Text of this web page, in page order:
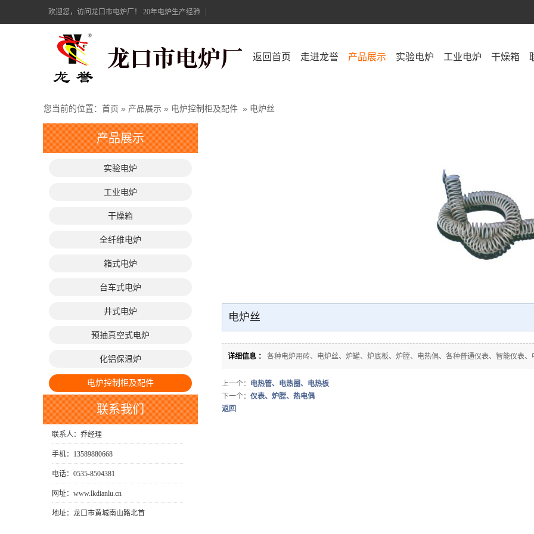
欢迎您，访问龙口市电炉厂！ 20年电炉生产经验
返回首页 走进龙誉 产品展示 实验电炉 工业电炉 干燥箱
您当前的位置： 首页 » 产品展示 » 电炉控制柜及配件 » 电炉丝
产品展示
实验电炉
工业电炉
干燥箱
全纤维电炉
箱式电炉
台车式电炉
井式电炉
预抽真空式电炉
化铝保温炉
电炉控制柜及配件
联系我们
联系人：乔经理
手机：13589880668
电话：0535-8504381
网址：www.lkdianlu.cn
地址：龙口市黄城南山路北首
电炉丝
详细信息 ： 各种电炉用砖、电炉丝、炉罐、炉底板、炉膛、电热偶、各种普通仪表、智能仪表、
上一个： 电热管、电热圈、电热板
下一个： 仪表、炉膛、热电偶
返回